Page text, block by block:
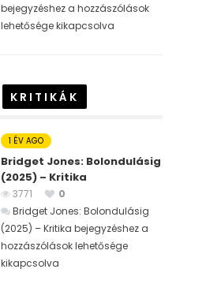
bejegyzéshez a hozzászólások
lehetősége kikapcsolva
KRITIKÁK
1 ÉV AGO
Bridget Jones: Bolondulásig
(2025) – Kritika
3771
0
Bridget Jones: Bolondulásig
(2025) – Kritika bejegyzéshez a
hozzászólások lehetősége
kikapcsolva